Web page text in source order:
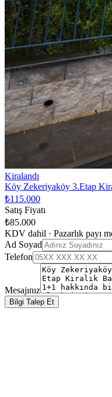
Kiralandı
Köy Zekeriyaköy 3.Etap
₺115.000
Satış Fiyatı
₺85.000
KDV dahil · Pazarlık payı
Ad Soyad
Telefon
Mesajınız
Bilgi Talep Et